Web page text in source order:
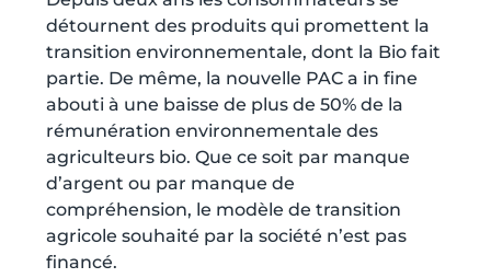
détournent des produits qui promettent la
transition environnementale, dont la Bio fait
partie. De même, la nouvelle PAC a in fine
abouti à une baisse de plus de 50% de la
rémunération environnementale des
agriculteurs bio. Que ce soit par manque
d’argent ou par manque de
compréhension, le modèle de transition
agricole souhaité par la société n’est pas
financé.